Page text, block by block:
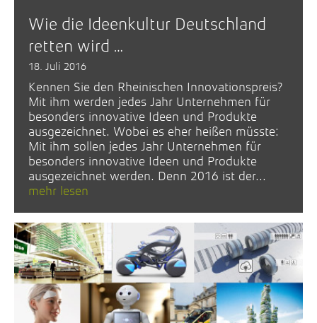
Wie die Ideenkultur Deutschland
retten wird …
18. Juli 2016
Kennen Sie den Rheinischen Innovationspreis?
Mit ihm werden jedes Jahr Unternehmen für
besonders innovative Ideen und Produkte
ausgezeichnet. Wobei es eher heißen müsste:
Mit ihm sollen jedes Jahr Unternehmen für
besonders innovative Ideen und Produkte
ausgezeichnet werden. Denn 2016 ist der...
mehr lesen